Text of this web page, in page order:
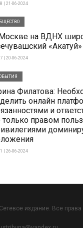
| 21-06-2024
на ВДНХ
«Акатуй»
| 20-06-2024
Филатова:
онлайн
и
только правом
| 26-06-2024
издание. Все права